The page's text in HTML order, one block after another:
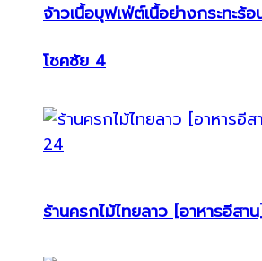
จ้าวเนื้อบุฟเฟ่ต์เนื้อย่างกระทะ
โชคชัย 4
ร้านครกไม้ไทยลาว [อาหารอีสา